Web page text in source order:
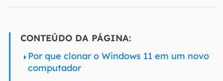
CONTEÚDO DA PÁGINA:
Por que clonar o Windows 11 em um novo
computador